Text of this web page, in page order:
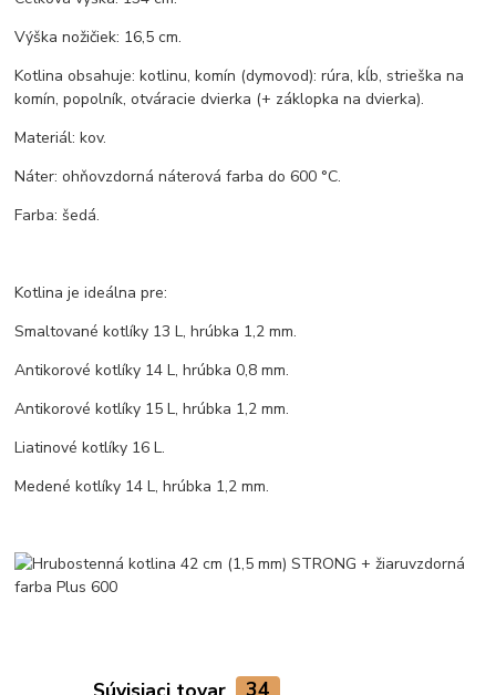
Výška nožičiek: 16,5 cm.
Kotlina obsahuje: kotlinu, komín (dymovod): rúra, kĺb, strieška na
komín, popolník, otváracie dvierka (+ záklopka na dvierka).
Materiál: kov.
Náter: ohňovzdorná náterová farba do 600 °C.
Farba: šedá.
Kotlina je ideálna pre:
Smaltované kotlíky 13 L, hrúbka 1,2 mm.
Antikorové kotlíky 14 L, hrúbka 0,8 mm.
Antikorové kotlíky 15 L, hrúbka 1,2 mm.
Liatinové kotlíky 16 L.
Medené kotlíky 14 L, hrúbka 1,2 mm.